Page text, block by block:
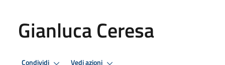
Gianluca Ceresa
Condividi Vedi azioni